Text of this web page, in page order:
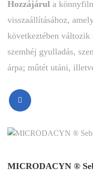
Hozzájárul a
visszaállításához,
következtében
szemhéj gyulladás,
árpa; műtét utáni,
MICRODACYN ®